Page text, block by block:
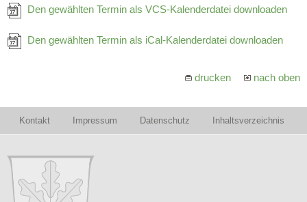
Den gewählten Termin als VCS-Kalenderdatei downloaden
Den gewählten Termin als iCal-Kalenderdatei downloaden
drucken nach oben
Kontakt Impressum Datenschutz Inhaltsverzeichnis